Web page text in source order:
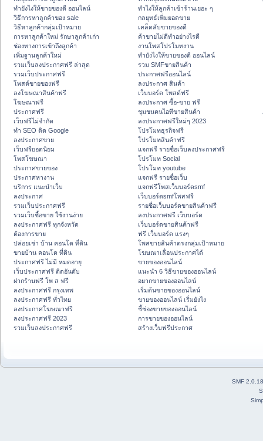
ทํายังไงให้ขายของดี ออนไลน์
วิธีการหาลูกค้าของ sale
วิธีหาลูกค้ากลุ่มเป้าหมาย
การหาลูกค้าใหม่ รักษาลูกค้าเก่า
ช่องทางการเข้าถึงลูกค้า
เพิ่มฐานลูกค้าใหม่
รวมเว็บลงประกาศฟรี ล่าสุด
รวมเว็บประกาศฟรี
โพสต์ขายของฟรี
ลงโฆษณาสินค้าฟรี
โฆษณาฟรี
ประกาศฟรี
เว็บฟรีไม่จำกัด
ทำ SEO ติด Google
ลงประกาศขาย
เว็บฟรียอดนิยม
โพสโฆษณา
ประกาศขายของ
ประกาศหางาน
บริการ แนะนำเว็บ
ลงประกาศ
รวมเว็บประกาศฟรี
รวมเว็บซื้อขาย ใช้งานง่าย
ลงประกาศฟรี ทุกจังหวัด
ต้องการขาย
ปล่อยเช่า บ้าน คอนโด ที่ดิน
ขายบ้าน คอนโด ที่ดิน
ประกาศฟรี ไม่มี หมดอายุ
เว็บประกาศฟรี ติดอันดับ
ฝากร้านฟรี โพ ส ฟรี
ลงประกาศฟรี กรุงเทพ
ลงประกาศฟรี ทั่วไทย
ลงประกาศโฆษณาฟรี
ลงประกาศฟรี 2023
รวมเว็บลงประกาศฟรี
ทําไงให้ลูกค้าเข้าร้านเยอะ ๆ
กลยุทธ์เพิ่มยอดขาย
เคล็ดลับขายของดี
ค้าขายไม่ดีทำอย่างไรดี
งานโพสโปรโมทงาน
ทํายังไงให้ขายของดี ออนไลน์
รวม SMFขายสินค้า
ประกาศฟรีออนไลน์
ลงประกาศ สินค้า
เว็บบอร์ด โพสต์ฟรี
ลงประกาศ ซื้อ-ขาย ฟรี
ชุมชนคนไอทีขายสินค้า
ลงประกาศฟรีใหม่ๆ 2023
โปรโมทธุรกิจฟรี
โปรโมทสินค้าฟรี
แจกฟรี รายชื่อเว็บลงประกาศฟรี
โปรโมท Social
โปรโมท youtube
แจกฟรี รายชื่อเว็บ
แจกฟรีโพสเว็บบอร์ดsmf
เว็บบอร์ดsmfโพสฟรี
รายชื่อเว็บบอร์ดขายสินค้าฟรี
ลงประกาศฟรี เว็บบอร์ด
เว็บบอร์ดขายสินค้าฟรี
ฟรี เว็บบอร์ด แรงๆ
โพสขายสินค้าตรงกลุ่มเป้าหมาย
โฆษณาเลื่อนประกาศได้
ขายของออนไลน์
แนะนำ 6 วิธีขายของออนไลน์
อยากขายของออนไลน์
เริ่มต้นขายของออนไลน์
ขายของออนไลน์ เริ่มยังไง
ชี้ช่องขายของออนไลน์
การขายของออนไลน์
สร้างเว็บฟรีประกาศ
SMF 2.0.18